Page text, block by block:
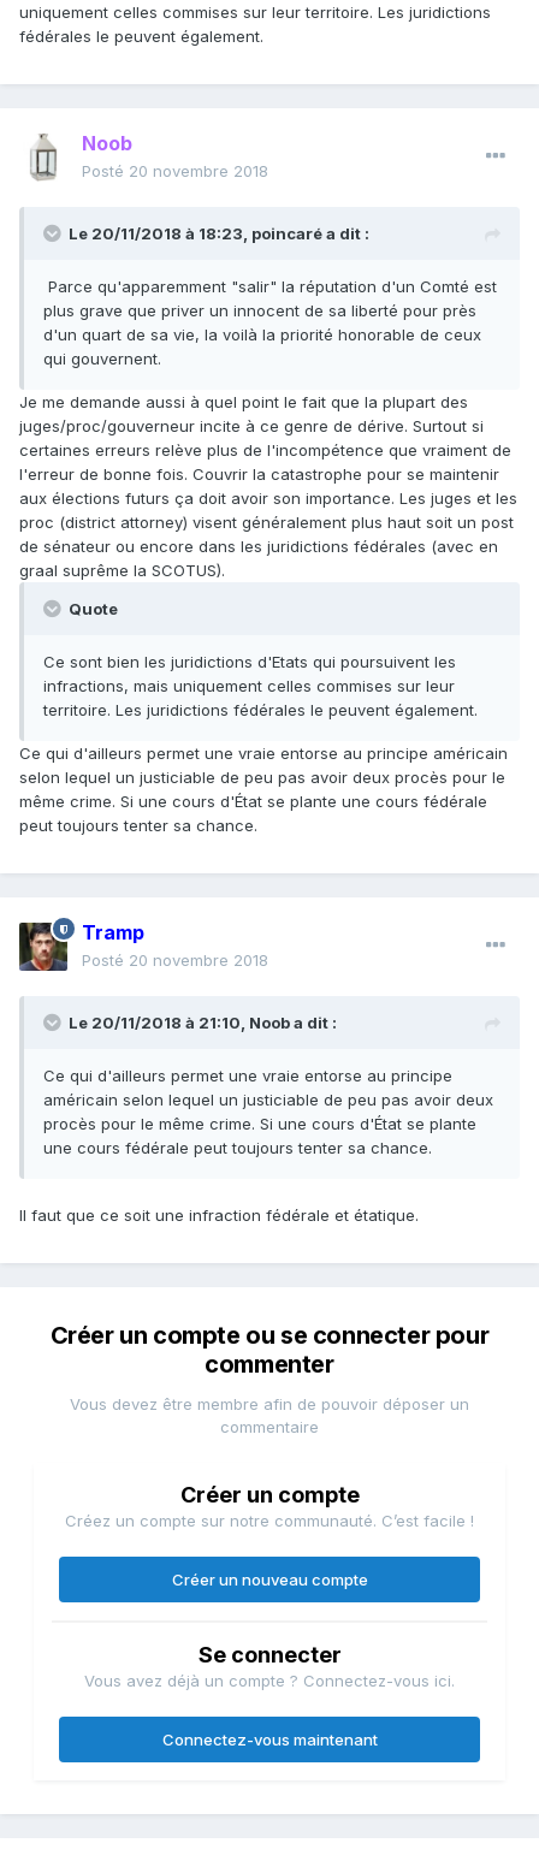
uniquement celles commises sur leur territoire. Les juridictions
fédérales le peuvent également.
Noob
Posté 20 novembre 2018
Le 20/11/2018 à 18:23, poincaréa dit :
Parce qu'apparemment "salir" la réputation d'un Comté est
plus grave que priver un innocent de sa liberté pour près
d'un quart de sa vie, la voilà la priorité honorable de ceux
qui gouvernent.
Je me demande aussi à quel point le fait que la plupart des
juges/proc/gouverneur incite à ce genre de dérive. Surtout si
certaines erreurs relève plus de l'incompétence que vraiment de
l'erreur de bonne fois. Couvrir la catastrophe pour se maintenir
aux élections futurs ça doit avoir son importance. Les juges et les
proc (district attorney) visent généralement plus haut soit un post
de sénateur ou encore dans les juridictions fédérales (avec en
graal suprême la SCOTUS).
Quote
Ce sont bien les juridictions d'Etats qui poursuivent les
infractions, mais uniquement celles commises sur leur
territoire. Les juridictions fédérales le peuvent également.
Ce qui d'ailleurs permet une vraie entorse au principe américain
selon lequel un justiciable de peu pas avoir deux procès pour le
même crime. Si une cours d'État se plante une cours fédérale
peut toujours tenter sa chance.
Tramp
Posté 20 novembre 2018
Le 20/11/2018 à 21:10, Nooba dit :
Ce qui d'ailleurs permet une vraie entorse au principe
américain selon lequel un justiciable de peu pas avoir deux
procès pour le même crime. Si une cours d'État se plante
une cours fédérale peut toujours tenter sa chance.
Il faut que ce soit une infraction fédérale et étatique.
Créer un compte ou se connecter pour
commenter
Vous devez être membre afin de pouvoir déposer un
commentaire
Créer un compte
Créez un compte sur notre communauté. C’est facile !
Créer un nouveau compte
Se connecter
Vous avez déjà un compte ? Connectez-vous ici.
Connectez-vous maintenant